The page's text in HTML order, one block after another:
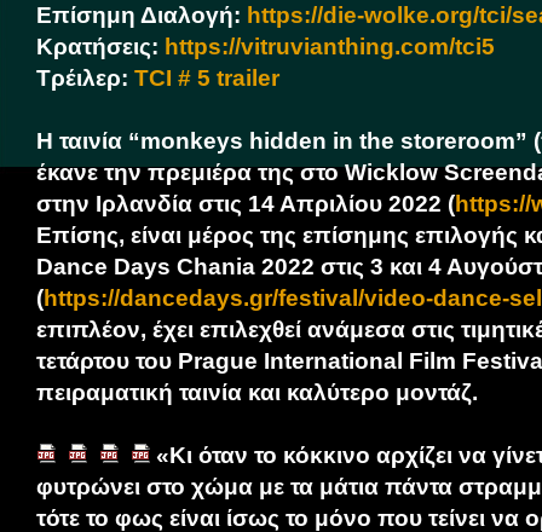
Επίσημη Διαλογή: https://die-wolke.org/tci/
Κρατήσεις: https://vitruvianthing.com/tci5
Τρέιλερ: TCI # 5 trailer
Η ταινία “monkeys hidden in the
έκανε την πρεμιέρα της στο Wicklow
στην Ιρλανδία στις 14 Απριλίου 2022 (https://
Επίσης, είναι μέρος της επίσημης επιλογής
Dance Days Chania 2022 στις 3 και 4
(https://dancedays.gr/festival/video-dance-
επιπλέον, έχει επιλεχθεί ανάμεσα στις
τετάρτου του Prague International Film
πειραματική ταινία και καλύτερο μοντάζ.
«Κι όταν το κόκκινο αρχίζει να
φυτρώνει στο χώμα με τα μάτια πάντα
τότε το φως είναι ίσως το μόνο που τείνει να